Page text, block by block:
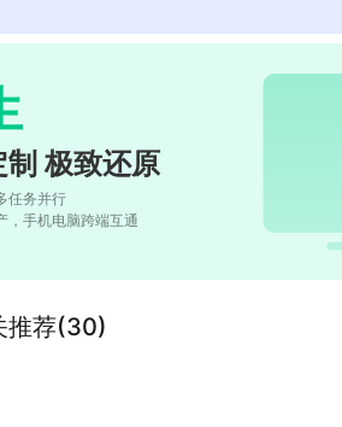
制 极致还原
任务并行
，手机电脑跨端互通
推荐(30)